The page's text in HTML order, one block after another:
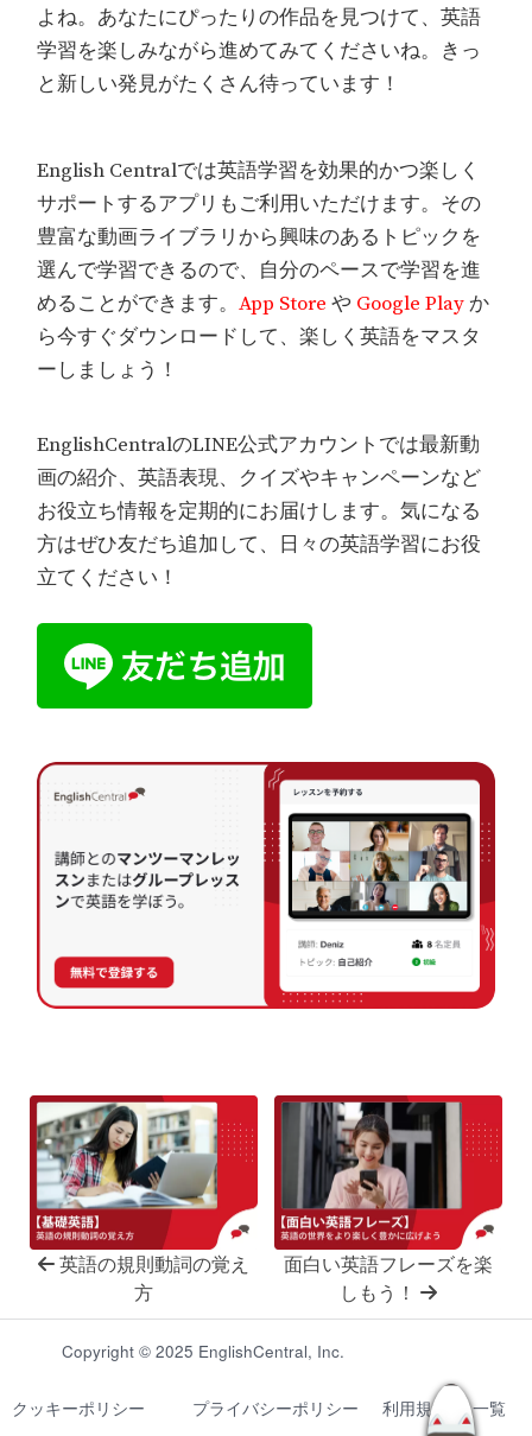
よね。あなたにぴったりの作品を見つけて、英語
学習を楽しみながら進めてみてくださいね。きっ
と新しい発見がたくさん待っています！
English Centralでは英語学習を効果的かつ楽しく
サポートするアプリもご利用いただけます。その
豊富な動画ライブラリから興味のあるトピックを
選んで学習できるので、自分のペースで学習を進
めることができます。App Store や Google Playか
ら今すぐダウンロードして、楽しく英語をマスタ
ーしましょう！
EnglishCentralのLINE公式アカウントでは最新動
画の紹介、英語表現、クイズやキャンペーンなど
お役立ち情報を定期的にお届けします。気になる
方はぜひ友だち追加して、日々の英語学習にお役
立てください！
英語の規則動詞の覚え
方
面白い英語フレーズを楽
しもう！
Copyright © 2025 EnglishCentral, Inc.
クッキーポリシー プライバシーポリシー 利用規約 一覧